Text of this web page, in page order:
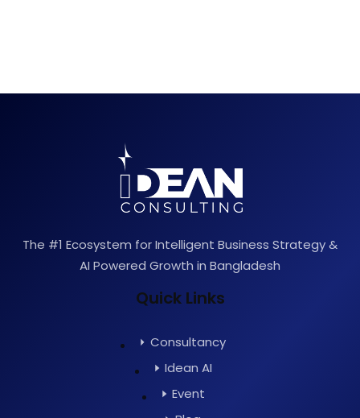
The #1 Ecosystem for Intelligent Business Strategy &
AI Powered Growth in Bangladesh
Quick Links
Consultancy
Idean AI
Event